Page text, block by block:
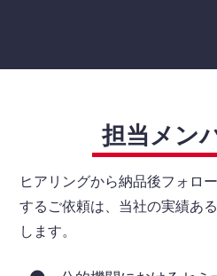
担当メン
ヒアリングから納品後フォロ
するご依頼は、当社の実績あ
します。